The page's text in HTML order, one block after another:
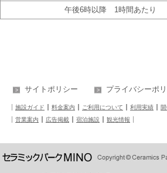
午後6時以降 1時間あたり
サイトポリシー プライバシーポ
施設ガイド 料金案内 ご利用について 利用実績
営業案内
広告掲載 宿泊施設 観光情報